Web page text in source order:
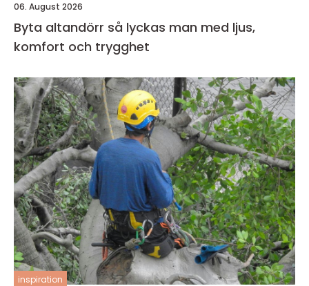
06. August 2026
Byta altandörr så lyckas man med ljus,
komfort och trygghet
inspiration